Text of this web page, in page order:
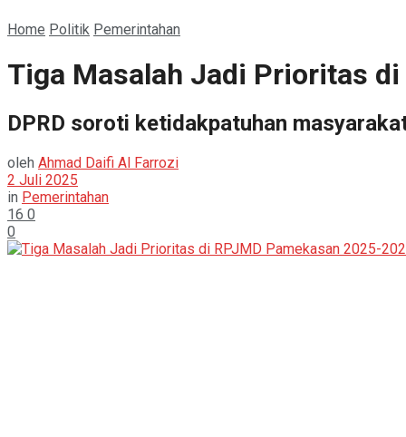
Home Politik Pemerintahan
Tiga Masalah Jadi Prioritas
DPRD soroti ketidakpatuhan
oleh Ahmad Daifi Al Farrozi
2 Juli 2025
in Pemerintahan
16 0
0